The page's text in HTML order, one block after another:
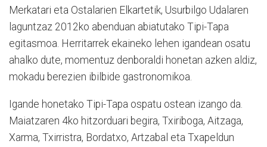
Merkatari eta Ostalarien Elkartetik, Usurbilgo Udalaren
laguntzaz 2012ko abenduan abiatutako Tipi-Tapa
egitasmoa. Herritarrek ekaineko lehen igandean osatu
ahalko dute, momentuz denboraldi honetan azken aldiz,
mokadu berezien ibilbide gastronomikoa.
Igande honetako Tipi-Tapa ospatu ostean izango da.
Maiatzaren 4ko hitzorduari begira, Txiriboga, Aitzaga,
Xarma, Txirristra, Bordatxo, Artzabal eta Txapeldun